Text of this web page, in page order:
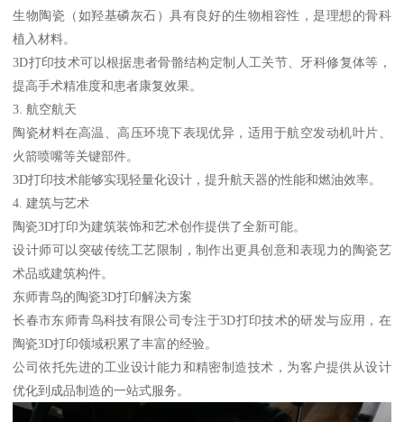
生物陶瓷（如羟基磷灰石）具有良好的生物相容性，是理想的骨科
植入材料。
3D打印技术可以根据患者骨骼结构定制人工关节、牙科修复体等，
提高手术精准度和患者康复效果。
3. 航空航天
陶瓷材料在高温、高压环境下表现优异，适用于航空发动机叶片、
火箭喷嘴等关键部件。
3D打印技术能够实现轻量化设计，提升航天器的性能和燃油效率。
4. 建筑与艺术
陶瓷3D打印为建筑装饰和艺术创作提供了全新可能。
设计师可以突破传统工艺限制，制作出更具创意和表现力的陶瓷艺
术品或建筑构件。
东师青鸟的陶瓷3D打印解决方案
长春市东师青鸟科技有限公司专注于3D打印技术的研发与应用，在
陶瓷3D打印领域积累了丰富的经验。
公司依托先进的工业设计能力和精密制造技术，为客户提供从设计
优化到成品制造的一站式服务。